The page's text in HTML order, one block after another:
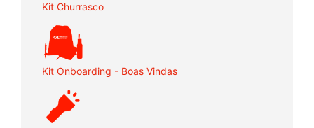
Kit Churrasco
Kit Onboarding - Boas Vindas